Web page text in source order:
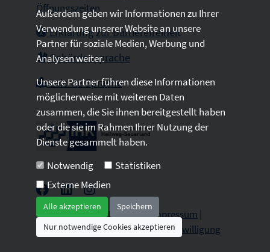
Öffnungszeiten
Erklärung zur Barrierefreiheit
Gebärdensprache
Leichte Sprache
2026 © All Rights Reserved.Impressum
Datenschutz|Sitemap|Cookie-Einwilligung
Außerdem geben wir Informationen zu Ihrer
Verwendung unserer Website an unsere
Partner für soziale Medien, Werbung und
Analysen weiter.
Unsere Partner führen diese Informationen
möglicherweise mit weiteren Daten
zusammen, die Sie ihnen bereitgestellt haben
oder die sie im Rahmen Ihrer Nutzung der
Dienste gesammelt haben.
Notwendig
Statistiken
Externe Medien
Alle akzeptieren
Speichern
Nur notwendige Cookies akzeptieren